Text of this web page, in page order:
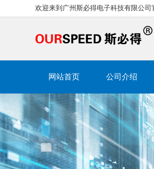
欢迎来到广州斯必得电子科技有限公司
网站首页 公司介绍